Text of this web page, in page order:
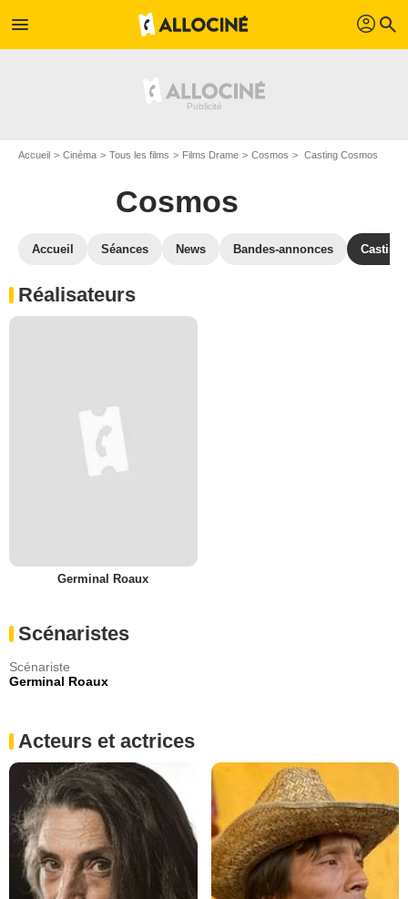
menu profil search
Accueil Cinéma Tous les films Films Drame Cosmos Casting Cosmos
Cosmos
Accueil Séances News Bandes-annonces Casting
Réalisateurs
Germinal Roaux
Scénaristes
Scénariste
Germinal Roaux
Acteurs et actrices